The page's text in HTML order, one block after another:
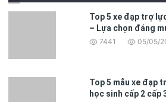
Top 5 xe đạp trợ
– Lựa chọn đáng
7441 05/05/
Top 5 mẫu xe đạp
học sinh cấp 2 cấp